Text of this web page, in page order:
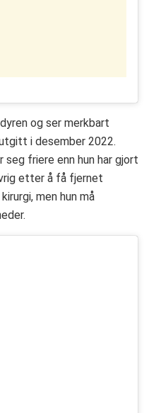
og ser merkbart
i desember 2022.
friere enn hun har gjort
etter å få fjernet
men hun må